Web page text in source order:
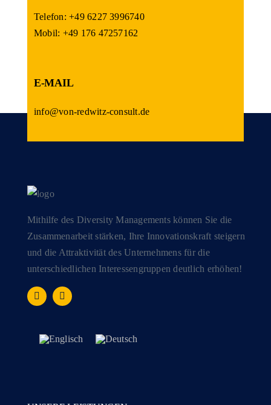
Telefon: +49 6227 3996740
Mobil: +49 176 47257162
E-MAIL
info@von-redwitz-consult.de
Mithilfe des Diversity Managements können Sie die
Zusammenarbeit stärken, Ihre Innovationskraft steigern
und die Attraktivität des Unternehmens für die
unterschiedlichen Interessengruppen deutlich erhöhen!